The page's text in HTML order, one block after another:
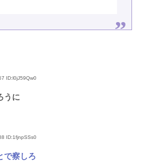
ID:l0jJ59Qw0
うに
ID:1fjnpSSs0
で察しろ